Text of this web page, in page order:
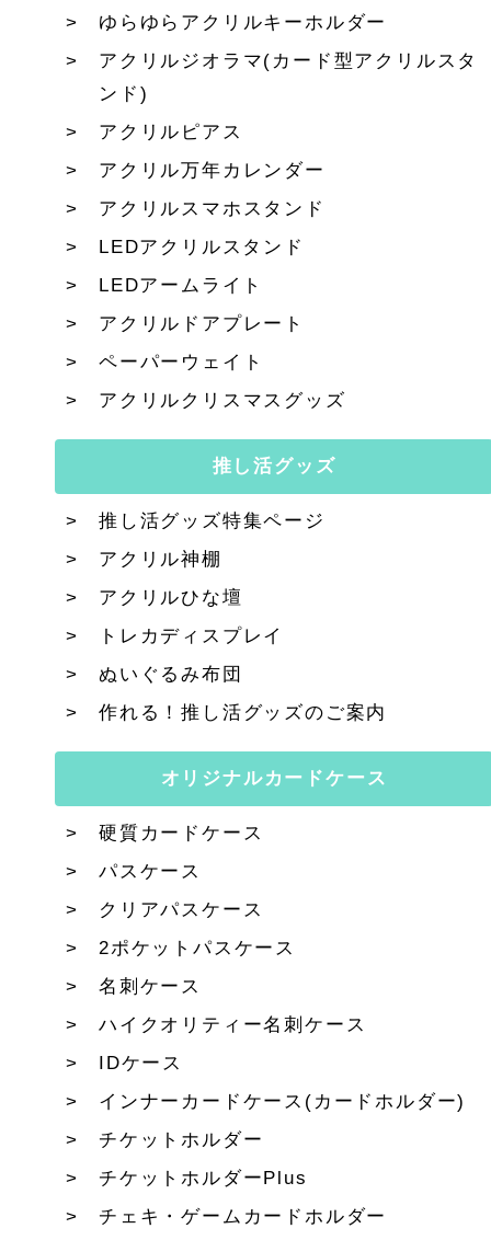
ゆらゆらアクリルキーホルダー
アクリルジオラマ(カード型アクリルスタ
ンド)
アクリルピアス
アクリル万年カレンダー
アクリルスマホスタンド
LEDアクリルスタンド
LEDアームライト
アクリルドアプレート
ペーパーウェイト
アクリルクリスマスグッズ
推し活グッズ
推し活グッズ特集ページ
アクリル神棚
アクリルひな壇
トレカディスプレイ
ぬいぐるみ布団
作れる！推し活グッズのご案内
オリジナルカードケース
硬質カードケース
パスケース
クリアパスケース
2ポケットパスケース
名刺ケース
ハイクオリティー名刺ケース
IDケース
インナーカードケース(カードホルダー)
チケットホルダー
チケットホルダーPlus
チェキ・ゲームカードホルダー